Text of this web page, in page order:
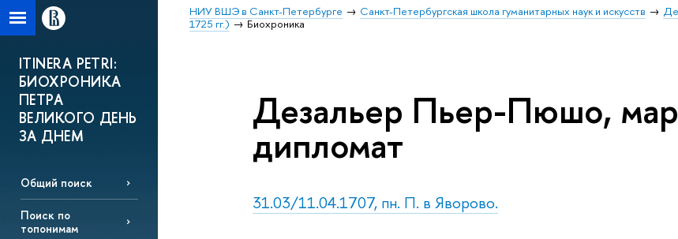
НИУ ВШЭ в Санкт-Петербурге Санкт-Петербургская школа гуманитарных наук и искусств
1725 гг.)
Биохроника
ITINERA PETRI:
БИОХРОНИКА
ПЕТРА
ВЕЛИКОГО ДЕНЬ
ЗА ДНЕМ
Общий поиск
Поиск по
топонимам
Дезальер Пьер-Пюшо,
дипломат
31.03/11.04.1707, пн. П. в Яворово.